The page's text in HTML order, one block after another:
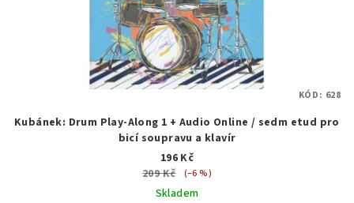
Kubánek: Drum Play-Along 1 + Audio Online / sedm etud pro
bicí soupravu a klavír
196 Kč
209 Kč
(–6 %)
Skladem
KÓD: 628